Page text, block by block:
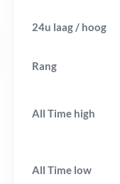
24u laag / hoog
Rang
All Time high
All Time low